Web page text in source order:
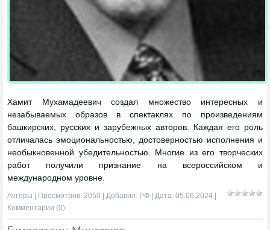
Хамит Мухамадеевич создал множество интересных и
незабываемых образов в спектаклях по произведениям
башкирских, русских и зарубежных авторов. Каждая его роль
отличалась эмоциональностью, достоверностью исполнения и
необыкновенной убедительностью. Многие из его творческих
работ получили признание на всероссийском и
международном уровне.
Актеры | Просмотров: 2050 | Добавил: РФ | Дата: 05.06.2024
Комментарии (0)